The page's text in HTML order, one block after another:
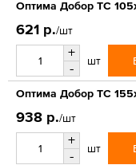
Оптима Добор ТС
621 р./шт
+
-
шт
Оптима Добор ТС
938 р./шт
+
-
шт